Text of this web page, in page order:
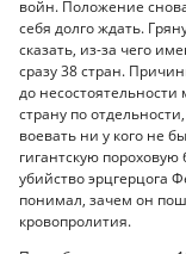
войн. Положение
себя долго ждать.
сказать, из-за чего
сразу 38 стран.
до
страну по
воевать ни у кого не
гигантскую пороховую
убийство эрцгерцога
понимал, зачем он
кровопролития.